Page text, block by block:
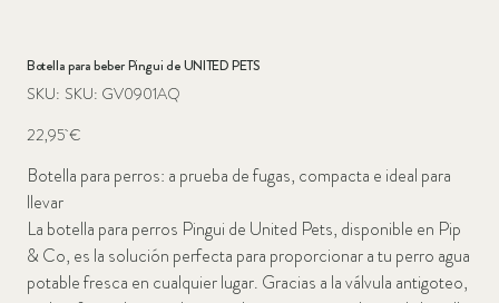
Botella para beber Pingui de UNITED PETS
SKU: SKU
SKU:
SKU: GV0901AQ
Precio
22,95 €
Botella para perros: a prueba de fugas, compacta e ideal para
llevar
La botella para perros Pingui de United Pets, disponible en Pip
& Co, es la solución perfecta para proporcionar a tu perro agua
potable fresca en cualquier lugar. Gracias a la válvula antigoteo,